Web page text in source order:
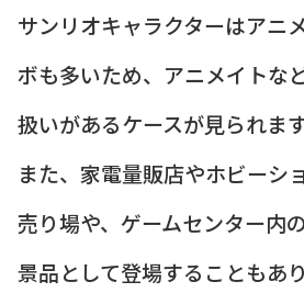
サンリオキャラクターはアニ
ボも多いため、アニメイトな
扱いがあるケースが見られます
また、家電量販店やホビーシ
売り場や、ゲームセンター内
景品として登場することもあり